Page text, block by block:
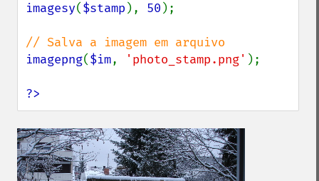
imagesy($stamp ), 50 );
imagepng($im, 'photo_stamp.png' );
?>